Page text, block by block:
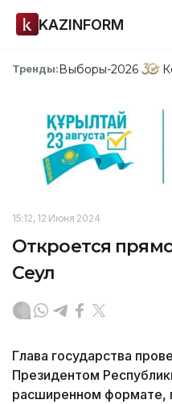
KAZINFORM
Тренды:Выборы-2026
15:12, 12 Июня 2024
Откроется
Сеул
Глава государства
Президентом
расширенном формате,